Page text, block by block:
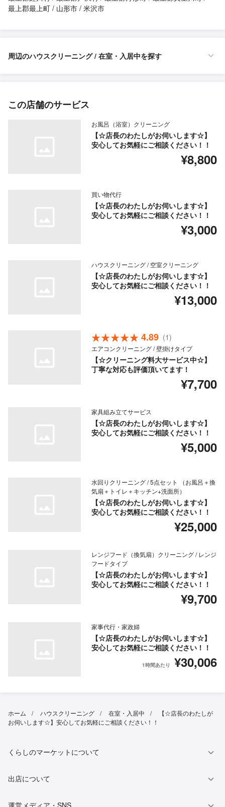
最上郡最上町
山形市 米沢市
周辺のハウスクリーニング / 在室・入居中を探す
この店舗のサービス
お風呂（浴室）クリーニング
【☆店長のわたしがお伺いします☆】
安心してお気軽にご相談ください！！
¥8,800
買い物代行
【☆店長のわたしがお伺いします☆】
安心してお気軽にご相談ください！！
¥3,000
ハウスクリーニング / 空室クリーニング
【☆店長のわたしがお伺いします☆】
安心してお気軽にご相談ください！！
¥13,000
4.89 (1)
エアコンクリーニング / 壁掛けタイプ
【☆クリーニング料大サービス中☆】
丁寧な対応も評価頂いてます！
¥7,700
家具組み立てサービス
【☆店長のわたしがお伺いします☆】
安心してお気軽にご相談ください！！
¥5,000
水回りクリーニング / 5点セット （お風呂＋換
気扇＋トイレ＋キッチン+洗面所）
【☆店長のわたしがお伺いします☆】
安心してお気軽にご相談ください！！
¥25,000
レンジフード（換気扇）クリーニング / レンジ
フードタイプ
【☆店長のわたしがお伺いします☆】
安心してお気軽にご相談ください！！
¥9,700
家事代行・家政婦
【☆店長のわたしがお伺いします☆】
安心してお気軽にご相談ください！！
1時間あたり ¥30,006
ホーム ハウスクリーニング 在室・入居中
【☆店長のわたしが
お伺いします☆】安心してお気軽にご相談ください！！
くらしのマーケットについて
出店について